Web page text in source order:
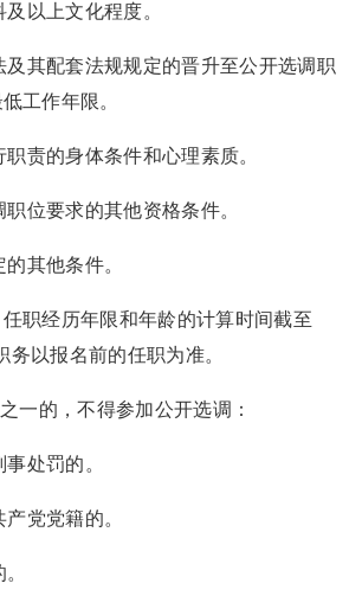
以上文化程度。
其配套法规规定的晋升至公开选调职
工作年限。
的身体条件和心理素质。
要求的其他资格条件。
其他条件。
经历年限和年龄的计算时间截至
以报名前的任职为准。
的，不得参加公开选调：
处罚的。
党党籍的。